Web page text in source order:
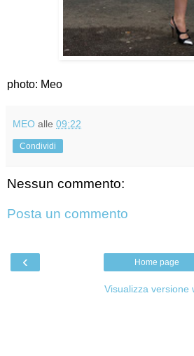
photo: Meo
MEO alle 09:22
Condividi
Nessun commento:
Posta un commento
‹ Home page
Visualizza versione